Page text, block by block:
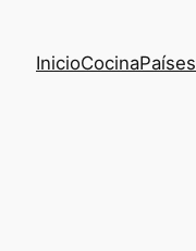
InicioCocinaPaíses